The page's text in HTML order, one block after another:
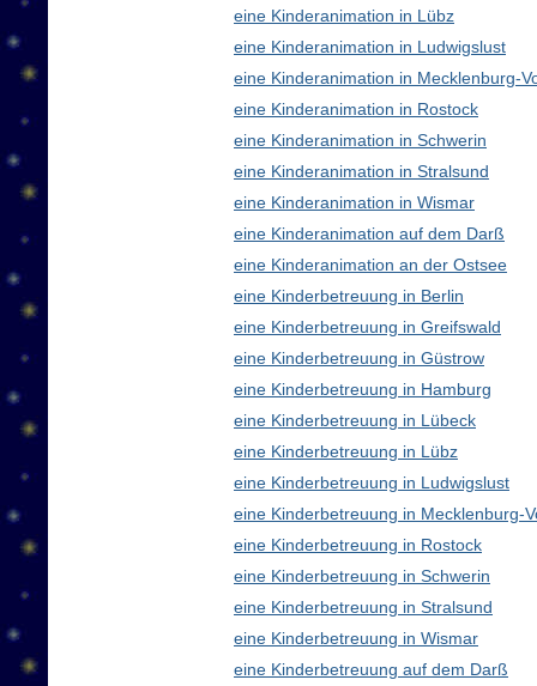
eine Kinderanimation in Lübz
eine Kinderanimation in Ludwigslust
eine Kinderanimation in Mecklenburg-
eine Kinderanimation in Rostock
eine Kinderanimation in Schwerin
eine Kinderanimation in Stralsund
eine Kinderanimation in Wismar
eine Kinderanimation auf dem Darß
eine Kinderanimation an der Ostsee
eine Kinderbetreuung in Berlin
eine Kinderbetreuung in Greifswald
eine Kinderbetreuung in Güstrow
eine Kinderbetreuung in Hamburg
eine Kinderbetreuung in Lübeck
eine Kinderbetreuung in Lübz
eine Kinderbetreuung in Ludwigslust
eine Kinderbetreuung in Mecklenburg-
eine Kinderbetreuung in Rostock
eine Kinderbetreuung in Schwerin
eine Kinderbetreuung in Stralsund
eine Kinderbetreuung in Wismar
eine Kinderbetreuung auf dem Darß